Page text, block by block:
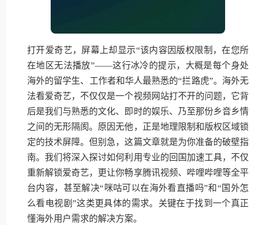
打开爱奇艺，屏幕上却显示“该内容因版权限制，在您所
在地区无法播放”——这行冰冷的提示，大概是每个身处
海外的留学生、工作者和华人最熟悉的“拦路虎”。海外无
法看爱奇艺，不仅仅是一个视频网站打不开的问题，它背
后是我们与熟悉的文化、即时的娱乐、乃至那份乡音乡情
之间的无形隔阂。原因无他，正是地理限制和版权区域锁
定的技术屏障。但别急，这篇文章就是为你准备的破壁指
南。我们将深入探讨如何利用专业的回国加速工具，不仅
重新解锁爱奇艺，更让你畅享腾讯视频、哔哩哔哩等全平
台内容，甚至解决“咪咕可以在海外看直播吗”和“国外怎
么看电视剧”这类更具体的需求。关键在于找到一个真正
懂海外用户需求的解决方案。